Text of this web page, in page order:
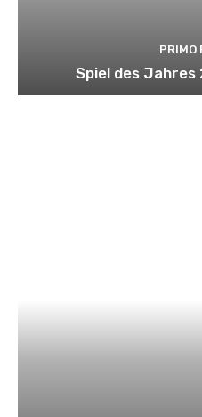
PRIMO
Spiel des